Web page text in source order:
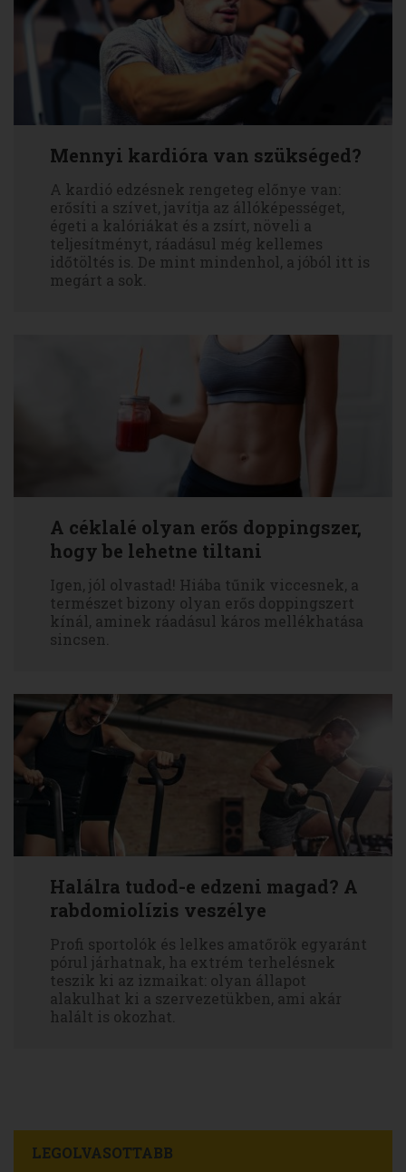
Mennyi kardióra van szükséged?
A kardió edzésnek rengeteg előnye van:
erősíti a szívet, javítja az állóképességet,
égeti a kalóriákat és a zsírt, növeli a
teljesítményt, ráadásul még kellemes
időtöltés is. De mint mindenhol, a jóból itt is
megárt a sok.
A céklalé olyan erős doppingszer,
hogy be lehetne tiltani
Igen, jól olvastad! Hiába tűnik viccesnek, a
természet bizony olyan erős doppingszert
kínál, aminek ráadásul káros mellékhatása
sincsen.
Halálra tudod-e edzeni magad? A
rabdomiolízis veszélye
Profi sportolók és lelkes amatőrök egyaránt
pórul járhatnak, ha extrém terhelésnek
teszik ki az izmaikat: olyan állapot
alakulhat ki a szervezetükben, ami akár
halált is okozhat.
LEGOLVASOTTABB